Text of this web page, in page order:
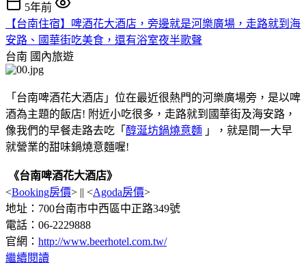
5年前
【台南住宿】啤酒花大酒店，旁邊就是河樂廣場，走路就到海
安路、國華街吃美食，還有浴室夜半歌聲
台南 國內旅遊
「台南啤酒花大酒店」位在最近很熱門的河樂廣場旁，是以啤
酒為主題的飯店! 附近小吃很多，走路就到國華街及海安路，
像我們的早餐走路去吃「 醇涎坊鍋燒意麵 」，就是間一大早
就營業的甜味鍋燒意麵喔!
《台南啤酒花大酒店》
<Booking房價> || <Agoda房價>
地址：700台南市中西區中正路349號
電話：06-2229888
官網： http://www.beerhotel.com.tw/
繼續閱讀